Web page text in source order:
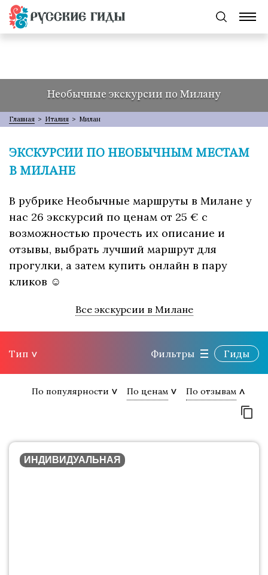
Необычные экскурсии по Милану
Главная > Италия > Милан
ЭКСКУРСИИ ПО НЕОБЫЧНЫМ МЕСТАМ
В МИЛАНЕ
В рубрике Необычные маршруты в Милане у
нас 26 экскурсий по ценам от 25 € с
возможностью прочесть их описание и
отзывы, выбрать лучший маршрут для
прогулки, а затем купить онлайн в пару
кликов ☺
Все экскурсии в Милане
Тип Фильтры Гиды
По популярности По ценам По отзывам
ИНДИВИДУАЛЬНАЯ